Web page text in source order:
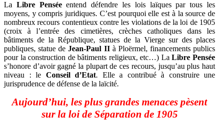
La Libre Penséeentend défendre les lois laïques par tous les
moyens, y compris juridiques. C’est pourquoi elle est à la source de
nombreux recours contentieux contre les violations de la loi de 1905
(croix à l’entrée des cimetières, crèches catholiques dans les
bâtiments de la République, statues de la Vierge sur des places
publiques, statue deJean-Paul IIà Ploërmel, financements publics
pour la construction de bâtiments religieux, etc…) LaLibre Pensée
s’honore d’avoir gagné la plupart de ces recours, jusqu’au plus haut
niveau : le Conseil d’Etat. Elle a contribué à construire une
jurisprudence de défense de la laïcité.
Aujourd’hui, les plus grandes menaces pèsent
sur la loi de Séparation de 1905